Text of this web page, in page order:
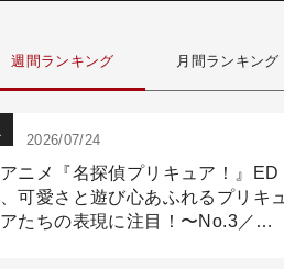
週間ランキング 月間ランキング
2026/07/24
アニメ『名探偵プリキュア！』ED
、可愛さと遊び心あふれるプリキュ
アたちの表現に注目！〜No.3／ア